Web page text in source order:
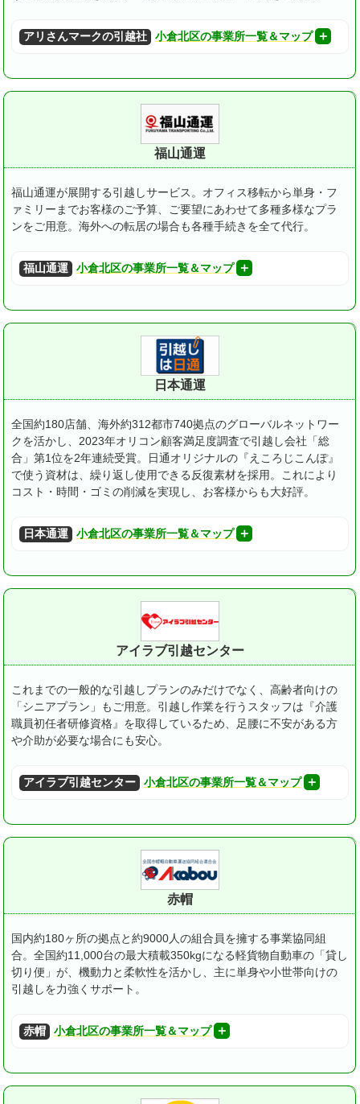
アリさんマークの引越社 小倉北区の事業所一覧＆マップ
福山通運
福山通運が展開する引越しサービス。オフィス移転から単身・フ
ァミリーまでお客様のご予算、ご要望にあわせて多種多様なプラ
ンをご用意。海外への転居の場合も各種手続きを全て代行。
福山通運 小倉北区の事業所一覧＆マップ
日本通運
全国約180店舗、海外約312都市740拠点のグローバルネットワー
クを活かし、2023年オリコン顧客満足度調査で引越し会社「総
合」第1位を2年連続受賞。
日通オリジナルの『えころじこんぽ』
で使う資材は、繰り返し使用できる反復素材を採用。これにより
コスト・時間・ゴミの削減を実現し、お客様からも大好評。
日本通運 小倉北区の事業所一覧＆マップ
アイラブ引越センター
これまでの一般的な引越しプランのみだけでなく、高齢者向けの
「シニアプラン」もご用意。 引越し作業を行うスタッフは『介護
職員初任者研修資格』を取得しているため、足腰に不安がある方
や介助が必要な場合にも安心。
アイラブ引越センター 小倉北区の事業所一覧＆マップ
赤帽
国内約180ヶ所の拠点と約9000人の組合員を擁する事業協同組
合。全国約11,000台の最大積載350kgになる軽貨物自動車の「貸し
切り便」が、機動力と柔軟性を活かし、主に単身や小世帯向けの
引越しを力強くサポート。
赤帽 小倉北区の事業所一覧＆マップ